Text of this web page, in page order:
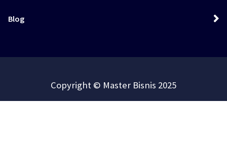
Blog
Copyright © Master Bisnis 2025